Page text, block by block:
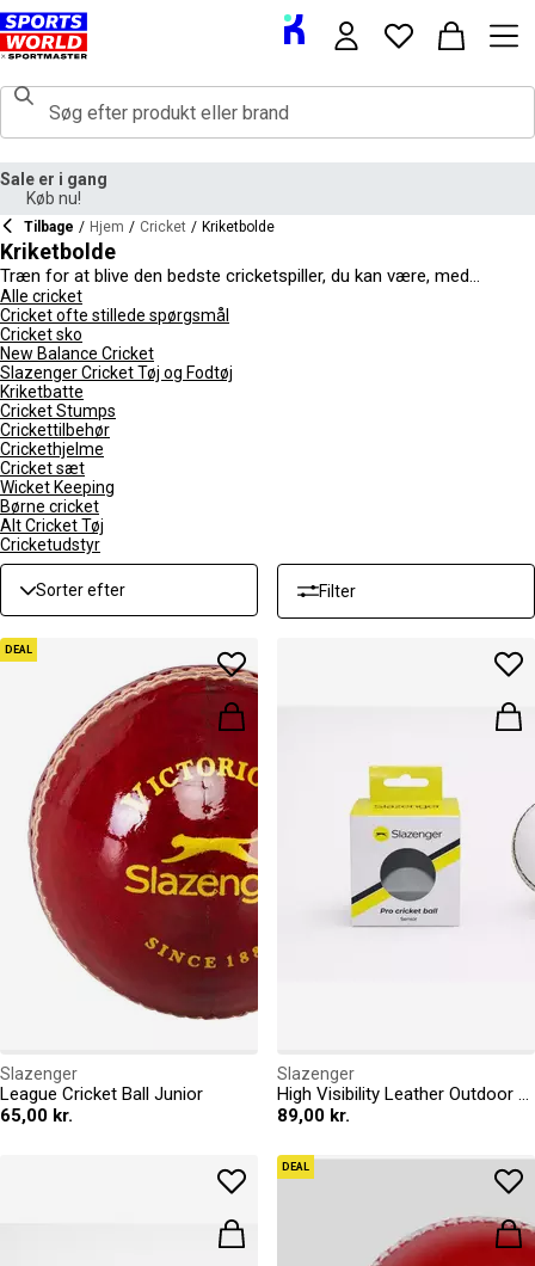
Sale er i gang
Køb nu!
Tilbage / Hjem / Cricket / Kriketbolde
Kriketbolde
Træn for at blive den bedste cricketspiller, du kan være, med
fantastisk udstyr, herunder et af de vigtigste stykker - cricketbolden.
Vores udvalg af cricketbolde er af topkvalitet, med mange elite-
niveau produkter til kampdage, samt de vigtige træningssessioner.
Vi tilbyder et bredt udvalg af forskellige træningsbolde, såsom air,
skill og swing bolde, så du nemt kan øve alle områder af spillet. For
unge, der begynder med cricket, er der også et udvalg af produkter
til juniorer!
Alle cricket
Cricket ofte stillede spørgsmål
Cricket sko
New Balance Cricket
Slazenger Cricket Tøj og Fodtøj
Kriketbatte
Cricket Stumps
Crickettilbehør
Crickethjelme
Cricket sæt
Wicket Keeping
Børne cricket
Alt Cricket Tøj
Cricketudstyr
Sorter efter Filter
DEAL
Slazenger
League Cricket Ball Junior
65,00 kr.
Slazenger
High Visibility Leather Outdoor Cricket Ball
89,00 kr.
DEAL